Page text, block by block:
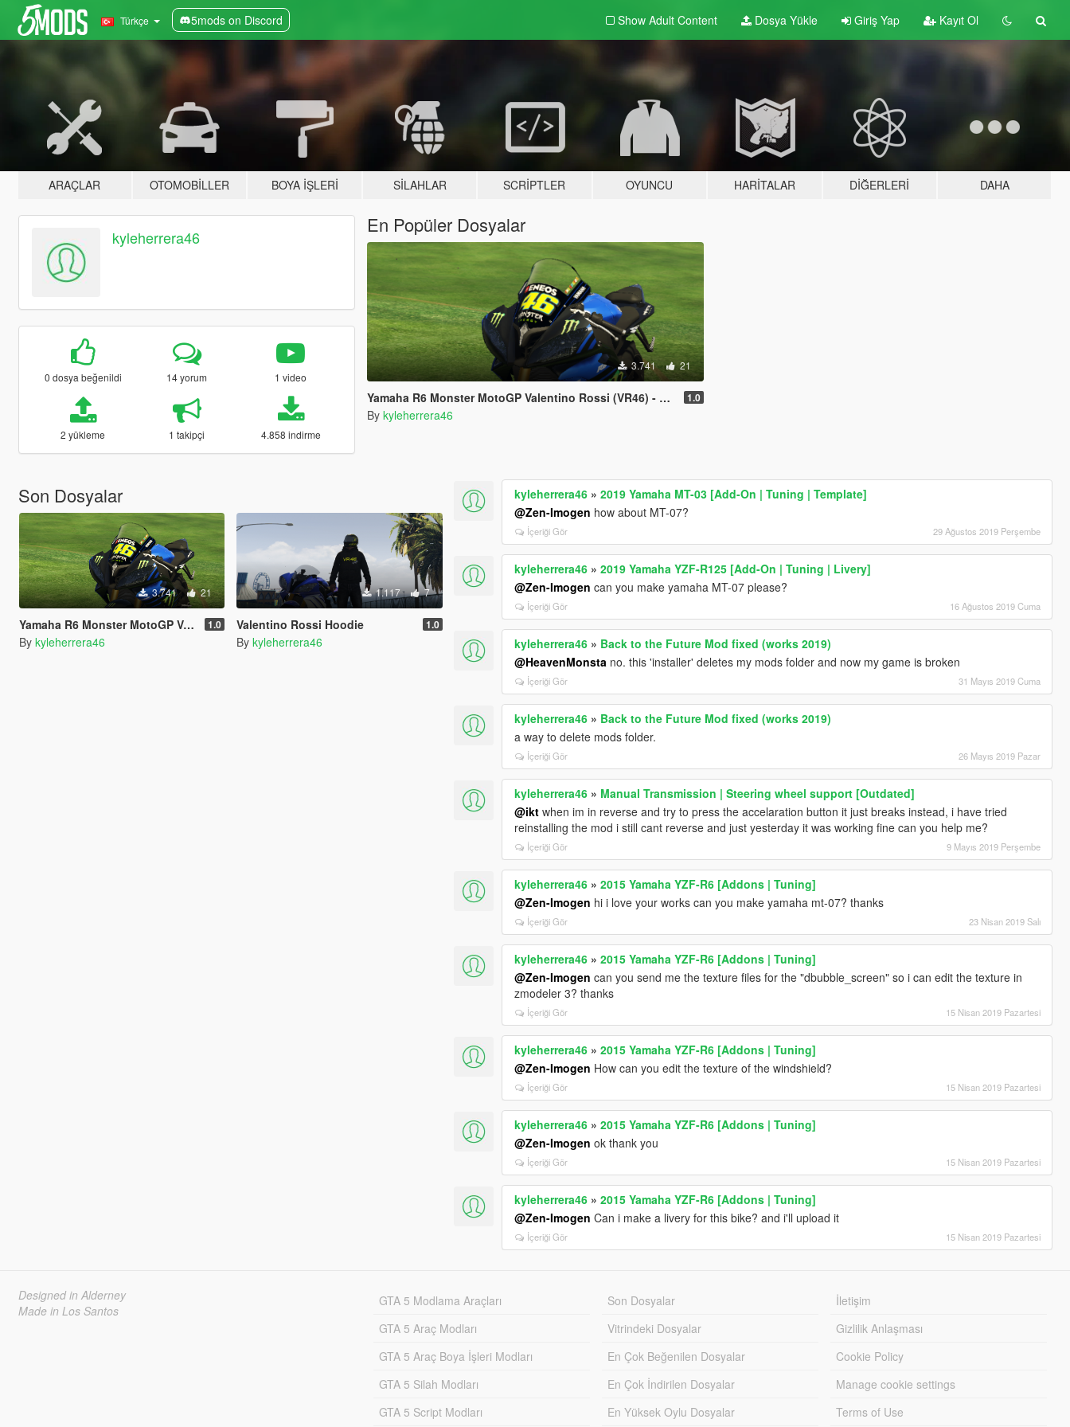
Türkçe 5mods on Discord Show Adult Content Dosya Yükle Giriş Yap Kayıt Ol
ARAÇLAR OTOMOBILLER BOYA İŞLERI SILAHLAR SCRIPTLER OYUNCU HARITALAR DIĞERLERI DAHA
kyleherrera46
0 dosya beğenildi 14 yorum 1 video
2 yükleme 1 takipçi 4.858 indirme
En Popüler Dosyalar
3.741 21
Yamaha R6 Monster MotoGP Valentino Rossi (VR46) - Livery 1.0
By kyleherrera46
Son Dosyalar
3.741 21
Yamaha R6 Monster MotoGP Valentino Rossi (VR46) - Livery 1.0
By kyleherrera46
1.117 7
Valentino Rossi Hoodie 1.0
By kyleherrera46
kyleherrera46 »2019 Yamaha MT-03 [Add-On | Tuning | Template]
@Zen-Imogen how about MT-07?
İçeriği Gör 29 Ağustos 2019 Perşembe
kyleherrera46 »2019 Yamaha YZF-R125 [Add-On | Tuning | Livery]
@Zen-Imogen can you make yamaha MT-07 please?
İçeriği Gör 16 Ağustos 2019 Cuma
kyleherrera46 » Back to the Future Mod fixed (works 2019)
@HeavenMonsta no. this 'installer' deletes my mods folder and now my game is broken
İçeriği Gör 31 Mayıs 2019 Cuma
kyleherrera46 » Back to the Future Mod fixed (works 2019)
a way to delete mods folder.
İçeriği Gör 26 Mayıs 2019 Pazar
kyleherrera46 » Manual Transmission | Steering wheel support [Outdated]
@ikt when im in reverse and try to press the accelaration button it just breaks instead, i have tried
reinstalling the mod i still cant reverse and just yesterday it was working fine can you help me?
İçeriği Gör 9 Mayıs 2019 Perşembe
kyleherrera46 »2015 Yamaha YZF-R6 [Addons | Tuning]
@Zen-Imogen hi i love your works can you make yamaha mt-07? thanks
İçeriği Gör 23 Nisan 2019 Salı
kyleherrera46 »2015 Yamaha YZF-R6 [Addons | Tuning]
@Zen-Imogen can you send me the texture files for the "dbubble_screen" so i can edit the texture in
zmodeler 3? thanks
İçeriği Gör 15 Nisan 2019 Pazartesi
kyleherrera46 »2015 Yamaha YZF-R6 [Addons | Tuning]
@Zen-Imogen How can you edit the texture of the windshield?
İçeriği Gör 15 Nisan 2019 Pazartesi
kyleherrera46 »2015 Yamaha YZF-R6 [Addons | Tuning]
@Zen-Imogen ok thank you
İçeriği Gör 15 Nisan 2019 Pazartesi
kyleherrera46 »2015 Yamaha YZF-R6 [Addons | Tuning]
@Zen-Imogen Can i make a livery for this bike? and i'll upload it
İçeriği Gör 15 Nisan 2019 Pazartesi
Designed in Alderney
Made in Los Santos
GTA 5 Modlama Araçları
GTA 5 Araç Modları
GTA 5 Araç Boya İşleri Modları
GTA 5 Silah Modları
GTA 5 Script Modları
Son Dosyalar
Vitrindeki Dosyalar
En Çok Beğenilen Dosyalar
En Çok İndirilen Dosyalar
En Yüksek Oylu Dosyalar
İletişim
Gizlilik Anlaşması
Cookie Policy
Manage cookie settings
Terms of Use